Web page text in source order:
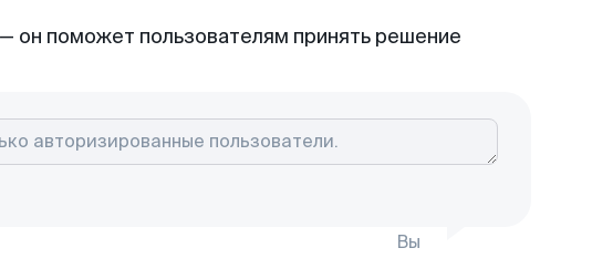
он поможет пользователям принять решение
Вы